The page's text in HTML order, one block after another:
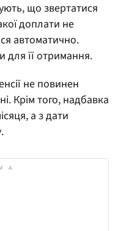
що звертатися
доплати не
автоматично.
для її отримання.
не повинен
Крім того, надбавка
а з дати